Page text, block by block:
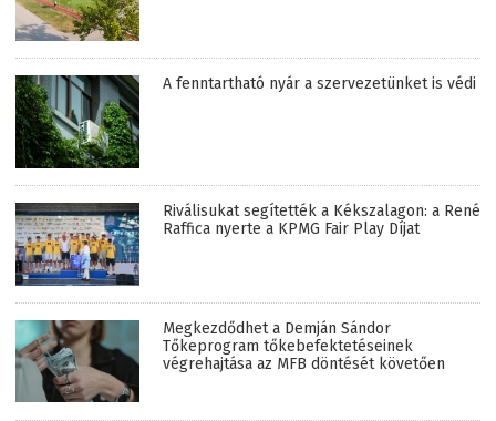
A fenntartható nyár a szervezetünket is védi
Riválisukat segítették a Kékszalagon: a René
Raffica nyerte a KPMG Fair Play Díjat
Megkezdődhet a Demján Sándor
Tőkeprogram tőkebefektetéseinek
végrehajtása az MFB döntését követően